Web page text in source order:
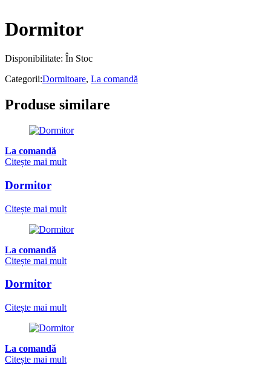
Dormitor
Disponibilitate: În Stoc
Categorii:Dormitoare, La comandă
Produse similare
La comandă
Citește mai mult
Dormitor
Citește mai mult
La comandă
Citește mai mult
Dormitor
Citește mai mult
La comandă
Citește mai mult